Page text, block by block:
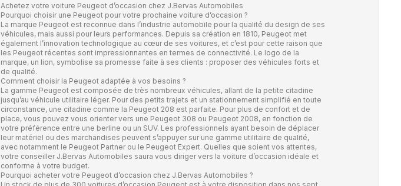
Achetez votre voiture Peugeot d’occasion chez J.Bervas Automobiles
Pourquoi choisir une Peugeot pour votre prochaine voiture d’occasion ?
La marque Peugeot est reconnue dans l’industrie automobile pour la qualité du design de ses
véhicules, mais aussi pour leurs performances. Depuis sa création en 1810, Peugeot met
également l’innovation technologique au cœur de ses voitures, et c’est pour cette raison que
les Peugeot récentes sont impressionnantes en termes de connectivité. Le logo de la
marque, un lion, symbolise sa promesse faite à ses clients : proposer des véhicules forts et
de qualité.
Comment choisir la Peugeot adaptée à vos besoins ?
La gamme Peugeot est composée de très nombreux véhicules, allant de la petite citadine
jusqu’au véhicule utilitaire léger. Pour des petits trajets et un stationnement simplifié en toute
circonstance, une citadine comme la Peugeot 208 est parfaite. Pour plus de confort et de
place, vous pouvez vous orienter vers une Peugeot 308 ou Peugeot 2008, en fonction de
votre préférence entre une berline ou un SUV. Les professionnels ayant besoin de déplacer
leur matériel ou des marchandises peuvent s’appuyer sur une gamme utilitaire de qualité,
avec notamment le Peugeot Partner ou le Peugeot Expert. Quelles que soient vos attentes,
votre conseiller J.Bervas Automobiles saura vous diriger vers la voiture d’occasion idéale et
conforme à votre budget.
Pourquoi acheter votre Peugeot d’occasion chez J.Bervas Automobiles ?